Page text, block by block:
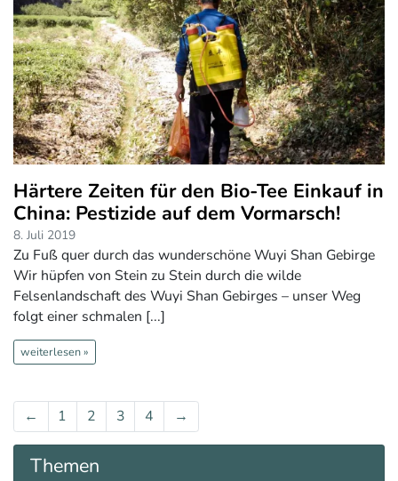
Härtere Zeiten für den Bio-Tee Einkauf in
China: Pestizide auf dem Vormarsch!
8. Juli 2019
Zu Fuß quer durch das wunderschöne Wuyi Shan Gebirge
Wir hüpfen von Stein zu Stein durch die wilde
Felsenlandschaft des Wuyi Shan Gebirges – unser Weg
folgt einer schmalen [...]
weiterlesen »
← 1 2 3 4 →
Themen